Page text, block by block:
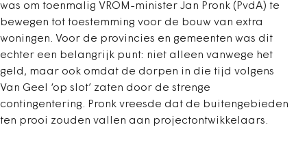
was om toenmalig VROM-minister Jan Pronk (PvdA) te
bewegen tot toestemming voor de bouw van extra
woningen. Voor de provincies en gemeenten was dit
echter een belangrijk punt: niet alleen vanwege het
geld, maar ook omdat de dorpen in die tijd volgens
Van Geel ‘op slot’ zaten door de strenge
contingentering. Pronk vreesde dat de buitengebieden
ten prooi zouden vallen aan projectontwikkelaars.